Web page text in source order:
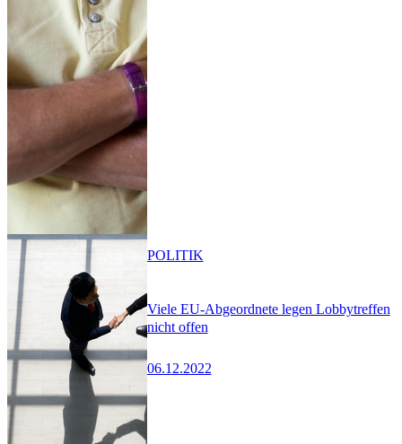
Viele EU-Abgeordnete legen Lobbytreffen
nicht offen
06.12.2022
POLITIK